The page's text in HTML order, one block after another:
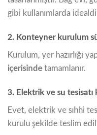
gibi kullanımlarda
2. Konteyner kurulum
Kurulum, yer hazırlığı
içerisinde tamamlanır.
3. Elektrik ve su
Evet, elektrik ve sıhhi
kurulu şekilde teslim